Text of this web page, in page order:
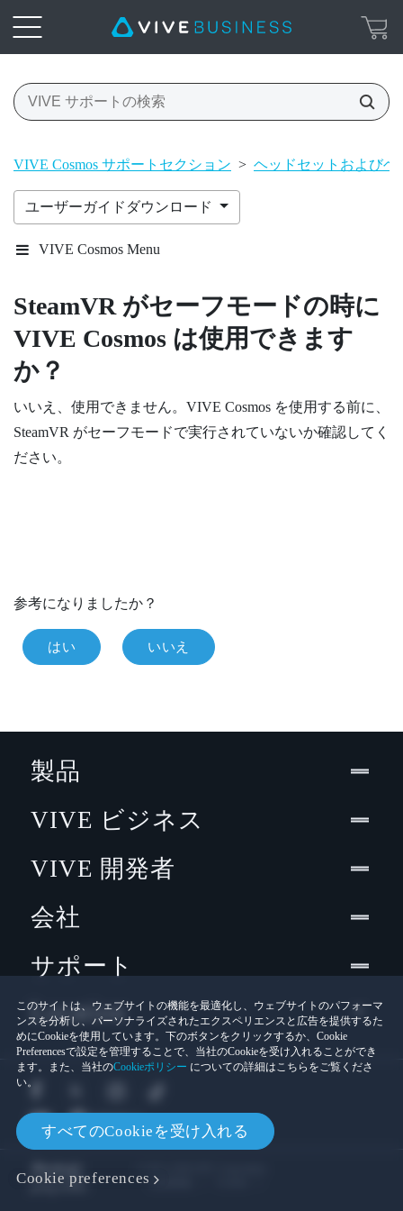
VIVE Cosmos サポートセクション > ヘッドセットおよびヘ
ユーザーガイドダウンロード
VIVE Cosmos Menu
SteamVR がセーフモードの時に
VIVE Cosmos は使用できます
か？
いいえ、使用できません。 VIVE Cosmos を使用する前に、
SteamVR がセーフモードで実行されていないか確認してく
ださい。
参考になりましたか？
はい いいえ
このサイトは、ウェブサイトの機能を最適化し、ウェブサイトのパフォーマ
ンスを分析し、パーソナライズされたエクスペリエンスと広告を提供するた
めにCookieを使用しています。下のボタンをクリックするか、Cookie
Preferencesで設定を管理することで、当社のCookieを受け入れることができ
ます。また、当社のCookieポリシー についての詳細はこちらをご覧くださ
い。
すべてのCookieを受け入れる
Cookie preferences
製品
VIVE ビジネス
VIVE 開発者
会社
サポート
Location
法的情報